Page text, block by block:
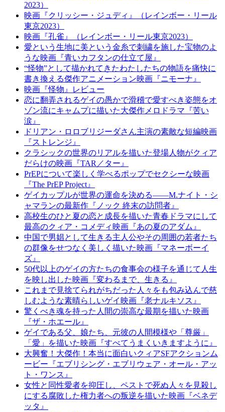
2023）
映画『クリッシー・ジュディ』（レインボー・リール
東京2023）
映画『孔雀』（レインボー・リール東京2023）
愛という生地に美という金糸で刺繍を施した宝物のよ
うな映画『青いカフタンの仕立て屋』
“怪物”として描かれてきたわたしたちの物語を痛快に
書き換える傑作アニメーション映画『ニモーナ』
映画『怪物』レビュー
恋に翻弄されるゲイの愚かで滑稽で愛すべき姿態をオ
ゾン流にキャムプに描いた大傑作メロドラマ『苦い
涙』
ドリアン・ロロブリジーダさん主演の素敵な短編映画
『ストレンジ』
クラシックの世界のリアルを描いた登場人物がクィア
だらけの映画『TAR／ター』
PrEPについて楽しく学べるポップでセクシーな映画
『The PrEP Project』
ゲイカップルが世界の運命を決める――M.ナイト・シ
ャマランの最新作『ノック 終末の訪問者』
高校生のひと夏の恋と成長を描いた青春ドラマにして
最高のクィア・コメディ映画『あの夏のアダム』
中国で男娼として生きる主人公やその周囲の若者たち
の群像をせつなく美しく描いた映画『マネーボーイ
ズ』
50代以上のゲイの方たちの食事会の様子を通じて人生
を映し出した映画『変わるまで、生きる』
これまで見捨てられがちだった人々をも包み込んで慈
しむような素晴らしいゲイ映画『老ナルキソス』
驚くべき魂を持った人間の崇高な最期を描いた映画
『ザ・ホエール』
ゲイである父、娘たち、元彼の人間模様や「尊厳」
「愛」を描いた映画『すべてうまくいきますように』
大興奮！大傑作！本当に面白いクィアSFアクションム
ービー『エブリシング・エブリウェア・オール・アッ
ト・ワンス』
女性と同性愛者を抑圧し、ペストで死ぬ人々を見殺し
にする腐敗した権力者への叛逆を描いた映画『ベネデ
ッタ』